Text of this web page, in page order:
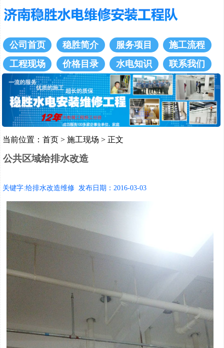
公司首页 稳胜简介 服务项目
施工流程
工程现场
价格目录 水电知识 联系我们
当前位置： 首页 > 施工现场 > 正文
公共区域给排水改造
关键字:给排水改造维修 发布日期：2016-03-03